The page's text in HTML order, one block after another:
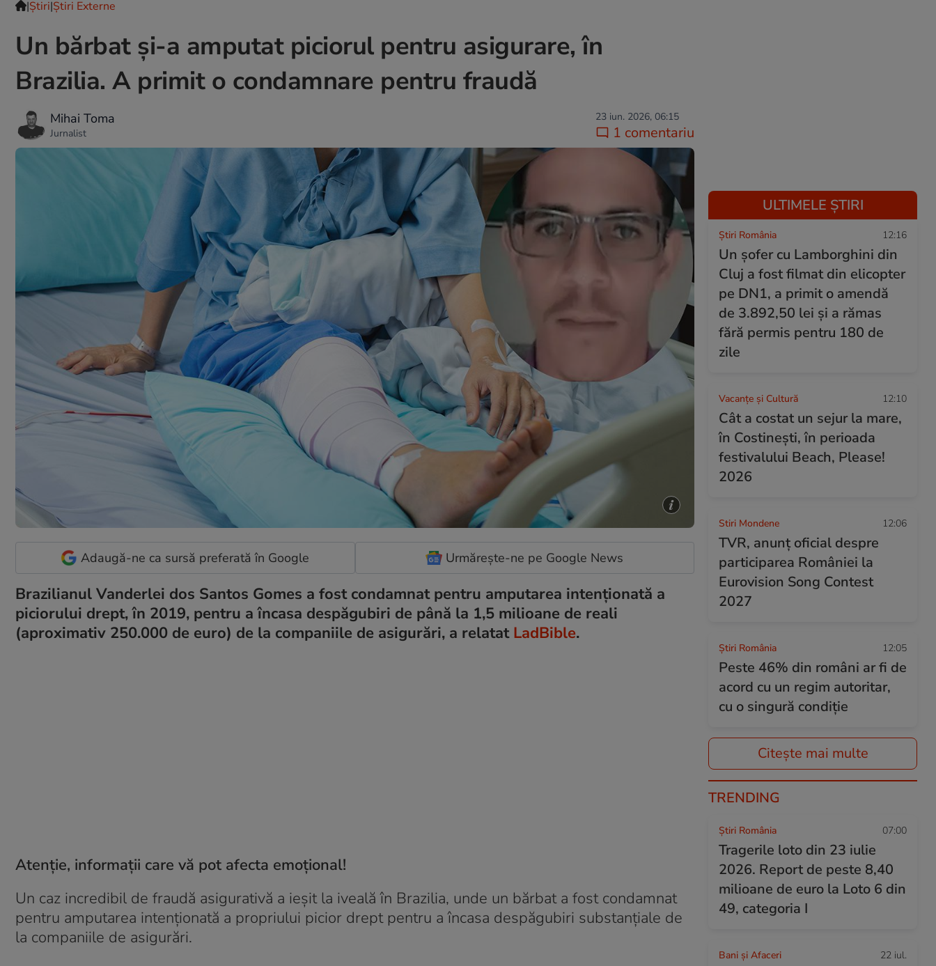
|Ştiri|Știri Externe
Un bărbat și-a amputat piciorul pentru asigurare, în
Brazilia. A primit o condamnare pentru fraudă
Mihai Toma
Jurnalist
23 iun. 2026, 06:15
1 comentariu
Adaugă-ne ca sursă preferată în Google Urmărește-ne pe Google News
Brazilianul Vanderlei dos Santos Gomes a fost condamnat pentru amputarea intenționată a
piciorului drept, în 2019, pentru a încasa despăgubiri de până la 1,5 milioane de reali
(aproximativ 250.000 de euro) de la companiile de asigurări, a relatat LadBible.
Atenție, informații care vă pot afecta emoțional!
Un caz incredibil de fraudă asigurativă a ieșit la iveală în Brazilia, unde un bărbat a fost condamnat
pentru amputarea intenționată a propriului picior drept pentru a încasa despăgubiri substanțiale de
la companiile de asigurări.
ULTIMELE ȘTIRI
Știri România 12:16
Un șofer cu Lamborghini din
Cluj a fost filmat din elicopter
pe DN1, a primit o amendă
de 3.892,50 lei și a rămas
fără permis pentru 180 de
zile
Vacanțe și Cultură 12:10
Cât a costat un sejur la mare,
în Costinești, în perioada
festivalului Beach, Please!
2026
Stiri Mondene 12:06
TVR, anunț oficial despre
participarea României la
Eurovision Song Contest
2027
Știri România 12:05
Peste 46% din români ar fi de
acord cu un regim autoritar,
cu o singură condiție
Citește mai multe
TRENDING
Știri România 07:00
Tragerile loto din 23 iulie
2026. Report de peste 8,40
milioane de euro la Loto 6 din
49, categoria I
Bani și Afaceri 22 iul.